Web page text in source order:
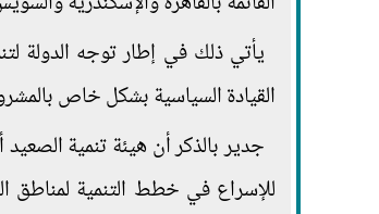
يأتي ذلك في إطار توجه الدولة
القيادة السياسية بشكل خاص
جدير بالذكر أن هيئة تنمية
للإسراع في خطط التنمية لمناطق